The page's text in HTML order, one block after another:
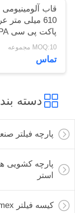
قاب آلومینیومی
پاکت پی سی HEPA
MOQ:10 مجموعه
تماس
دسته
پارچه فیلتر
پارچه کشویی
استر
کیسه فیلتر Nomex